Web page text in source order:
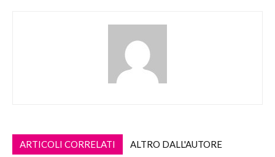
ARTICOLI CORRELATI ALTRO DALL'AUTORE